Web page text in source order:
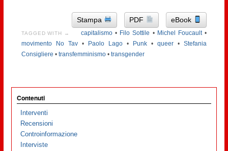
Stampa PDF eBook
TAGGED WITH → capitalismo• Filo Sottile • Michel Foucault•
movimento No Tav• Paolo Lago • Punk •queer •Stefania
Consigliere • transfemminismo• transgender
Contenuti
Interventi
Recensioni
Controinformazione
Interviste